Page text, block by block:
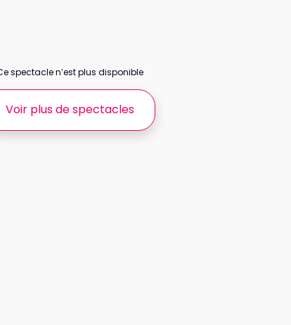
spectacle n’est plus disponible
Voir plus de spectacles